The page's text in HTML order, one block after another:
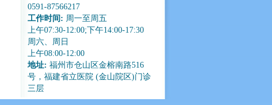
0591-87566217
工作时间: 周一至周五
上午07:30-12:00;下午14:00-17:30
周六、周日
上午08:00-12:00
地址: 福州市仓山区金榕南路516
号，福建省立医院 (金山院区)门诊
三层